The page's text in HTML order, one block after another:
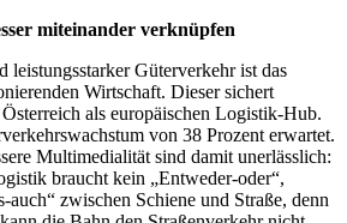
miteinander verknüpfen
leistungsstarker Güterverkehr ist das
Wirtschaft. Dieser sichert
als europäischen Logistik-Hub.
von 38 Prozent erwartet.
Multimedialität sind damit unerlässlich:
braucht kein „Entweder-oder“,
auch“ zwischen Schiene und Straße, denn